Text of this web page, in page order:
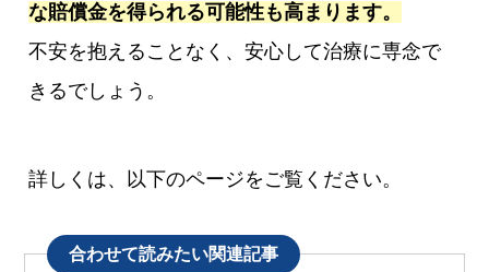
な賠償金を得られる可能性も高まります。
不安を抱えることなく、安心して治療に専念で
きるでしょう。
詳しくは、以下のページをご覧ください。
合わせて読みたい関連記事